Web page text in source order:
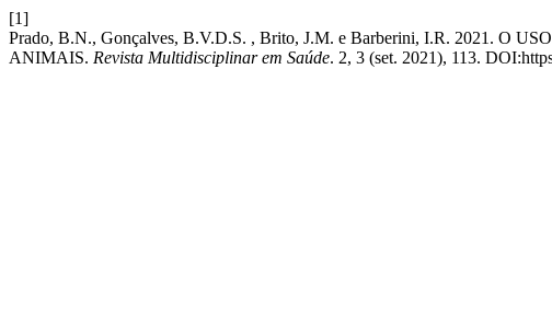
[1]
Prado, B.N., Gonçalves, B.V.D.S. , Brito, J.M. e Barberini, I.R. 2021. O
ANIMAIS. Revista Multidisciplinar em Saúde. 2, 3 (set. 2021), 113.